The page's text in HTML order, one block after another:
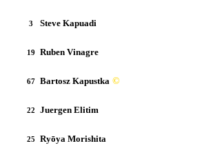
3 Steve Kapuadi
19 Ruben Vinagre
67 Bartosz Kapustka ©
22 Juergen Elitim
25 Ryōya Morishita